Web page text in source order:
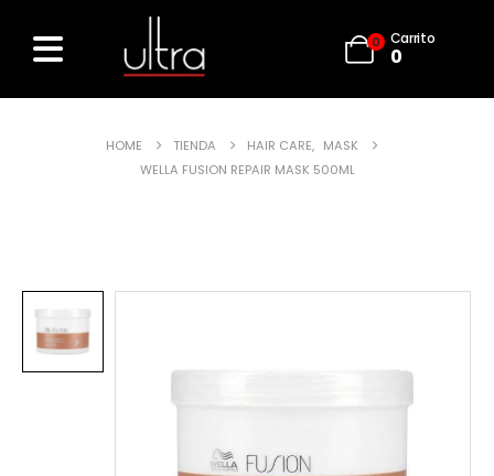
0 Carrito
0
HOME TIENDA HAIR CARE, MASK
WELLA FUSION REPAIR MASK 500ML